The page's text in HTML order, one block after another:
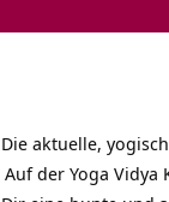
Die aktuelle,
Auf der Yoga Vidya